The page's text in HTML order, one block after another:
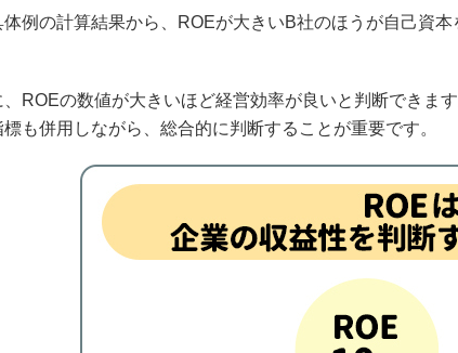
例の計算結果から、ROEが大きいB社のほうが自己資
ROEの数値が大きいほど経営効率が良いと判断できま
も併用しながら、総合的に判断することが重要です。